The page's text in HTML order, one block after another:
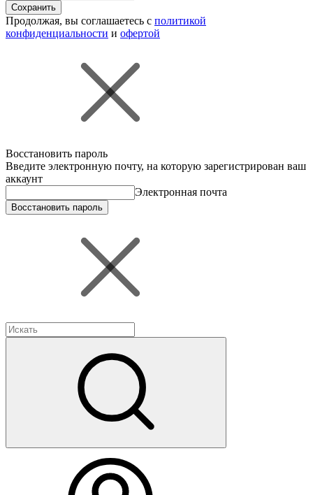
Сохранить
Продолжая, вы соглашаетесь с политикой
конфиденциальности и офертой
Восстановить пароль
Введите электронную почту, на которую зарегистрирован ваш
аккаунт
Электронная почта
Восстановить пароль